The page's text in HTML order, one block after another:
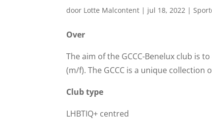
door Lotte Malcontent | jul 18, 2022 |
Over
The aim of the GCCC-Benelux club is
(m/f). The GCCC is a unique
Club type
LHBTIQ+ centred